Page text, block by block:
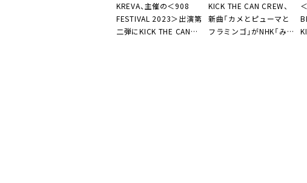
KREVA、主催の＜908
FESTIVAL 2023＞出演第
二弾にKICK THE CAN
KICK THE CAN CREW、
新曲「カメとピューマと
フラミンゴ」がNHK「みん